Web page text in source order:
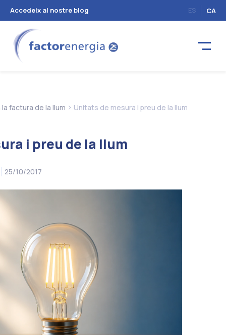
Accedeix al nostre blog ES CA
factura de la llum > Unitats de mesura i preu de la llum
i preu de la llum
25/10/2017